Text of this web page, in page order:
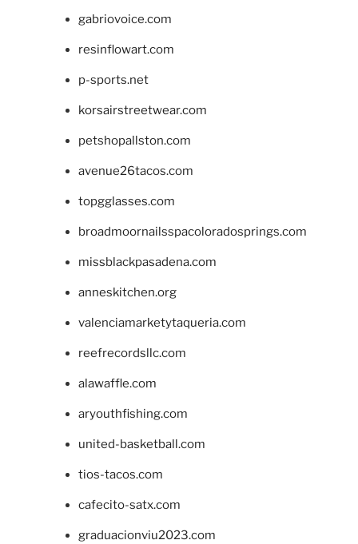
gabriovoice.com
resinflowart.com
p-sports.net
korsairstreetwear.com
petshopallston.com
avenue26tacos.com
topgglasses.com
broadmoornailsspacoloradosprings.com
missblackpasadena.com
anneskitchen.org
valenciamarketytaqueria.com
reefrecordsllc.com
alawaffle.com
aryouthfishing.com
united-basketball.com
tios-tacos.com
cafecito-satx.com
graduacionviu2023.com